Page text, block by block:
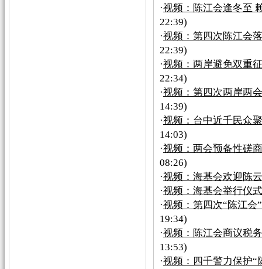
·视频：陈江会逢冬至
22:39)
·视频：第四次陈江会
22:39)
·视频：两岸避免双重
22:34)
·视频：第四次两岸两
14:39)
·视频：台中近千民众
14:03)
·视频：两会预备性磋
08:26)
·视频：海基会欢迎陈
·视频：海基会举行仪
·视频：第四次“陈江会
19:34)
·视频：陈江会商议税
13:53)
·视频：四千警力保护“